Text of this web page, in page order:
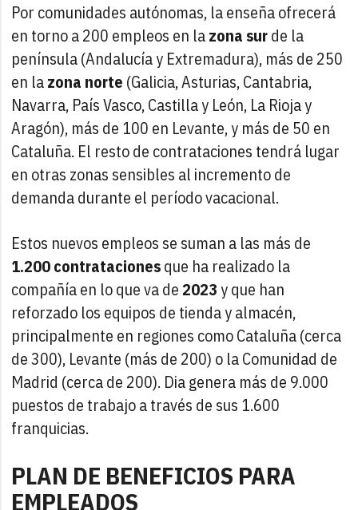
Por comunidades autónomas, la enseña ofrecerá
en torno a 200 empleos en lazona surde la
península (Andalucía y Extremadura), más de 250
en lazona norte (Galicia, Asturias, Cantabria,
Navarra, País Vasco, Castilla y León, La Rioja y
Aragón), más de 100 en Levante, y más de 50 en
Cataluña. El resto de contrataciones tendrá lugar
en otras zonas sensibles al incremento de
demanda durante el período vacacional.
Estos nuevos empleos se suman a las más de
1.200 contratacionesque ha realizado la
compañía en lo que va de2023y que han
reforzado los equipos de tienda y almacén,
principalmente en regiones como Cataluña (cerca
de 300), Levante (más de 200) o la Comunidad de
Madrid (cerca de 200). Dia genera más de 9.000
puestos de trabajo a través de sus 1.600
franquicias.
PLAN DE BENEFICIOS PARA
EMPLEADOS